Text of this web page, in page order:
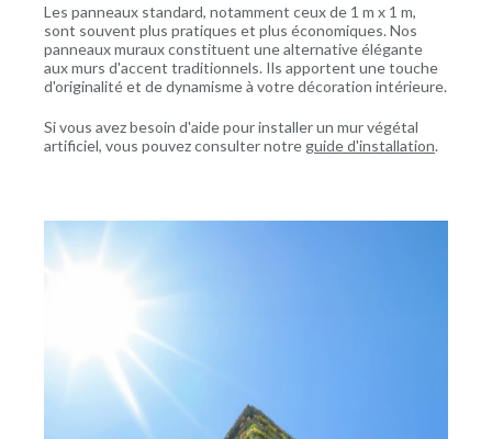
Les panneaux standard, notamment ceux de 1 m x 1 m,
sont souvent plus pratiques et plus économiques. Nos
panneaux muraux constituent une alternative élégante
aux murs d'accent traditionnels. Ils apportent une touche
d'originalité et de dynamisme à votre décoration intérieure.
Si vous avez besoin d'aide pour installer un mur végétal
artificiel, vous pouvez consulter notre guide d'installation.